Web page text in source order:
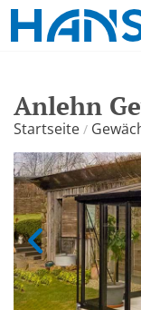
Anlehn
Startseite /